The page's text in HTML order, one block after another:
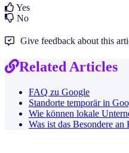
Yes
No
Give feedback about this
Related Articles
FAQ zu Google
Standorte temporär in
Wie können lokale
Was ist das Besondere